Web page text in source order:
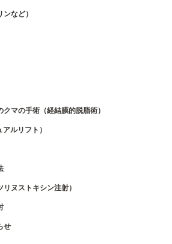
など）
マの手術（経結膜的脱脂術）
ルリフト）
ヌストキシン注射）
せ